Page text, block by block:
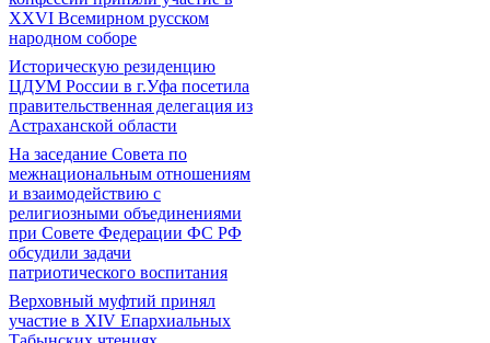
XXVI Всемирном русском
народном соборе
Историческую резиденцию
ЦДУМ России в г.Уфа посетила
правительственная делегация из
Астраханской области
На заседание Совета по
межнациональным отношениям
и взаимодействию с
религиозными объединениями
при Совете Федерации ФС РФ
обсудили задачи
патриотического воспитания
Верховный муфтий принял
участие в ХIV Епархиальных